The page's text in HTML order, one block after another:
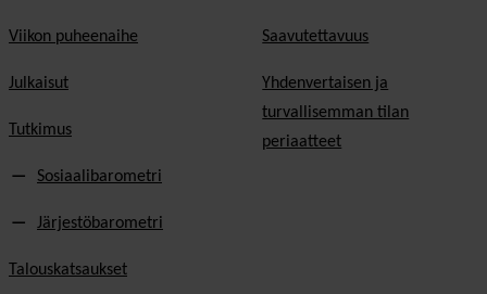
Viikon puheenaihe
Julkaisut
Tutkimus
Sosiaalibarometri
Järjestöbarometri
Talouskatsaukset
Saavutettavuus
Yhdenvertaisen ja
turvallisemman tilan
periaatteet